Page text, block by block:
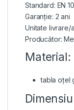
Standard: EN
Garanție: 2 ani
Unitate livrare/
Producător:
Material:
tabla oțel